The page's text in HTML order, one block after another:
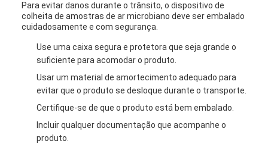
Para evitar danos durante o trânsito, o dispositivo de
colheita de amostras de ar microbiano deve ser embalado
cuidadosamente e com segurança.
Use uma caixa segura e protetora que seja grande o
suficiente para acomodar o produto.
Usar um material de amortecimento adequado para
evitar que o produto se desloque durante o transporte.
Certifique-se de que o produto está bem embalado.
Incluir qualquer documentação que acompanhe o
produto.